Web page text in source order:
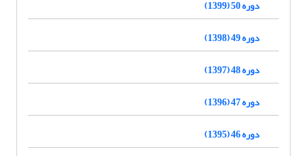
دوره 50 (1399)
دوره 49 (1398)
دوره 48 (1397)
دوره 47 (1396)
دوره 46 (1395)